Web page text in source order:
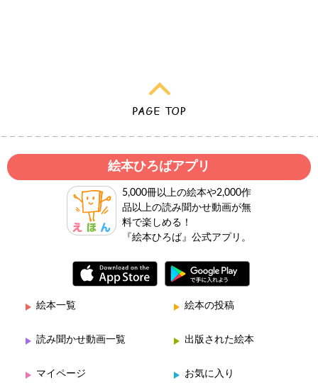
絵本ひろばアプリ
5,000冊以上の絵本や2,000作
品以上の読み聞かせ動画が無
料で楽しめる！
『絵本ひろば』公式アプリ。
絵本一覧 絵本の投稿
読み聞かせ動画一覧 出版された絵本
マイページ お気に入り